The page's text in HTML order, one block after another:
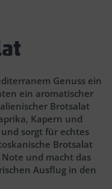
Genuss ein
ein aromatischer
Brotsalat
Kapern und
sorgt für echtes
Brotsalat
und macht das
Ausflug in den